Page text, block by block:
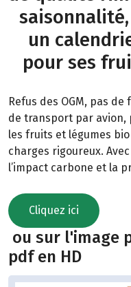
un
pour ses
Refus des OGM, pas
de transport par avion,
les fruits et légumes
charges rigoureux.
l’impact carbone et la
Cliquez ici
ou sur l'image
pdf en HD